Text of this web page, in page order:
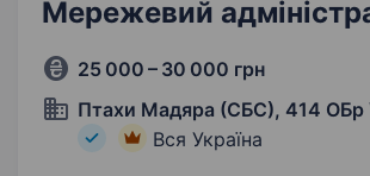
Мережевий
25 000 – 30 000 грн
Птахи Мадяра (СБС), 414 ОБр
Вся Україна